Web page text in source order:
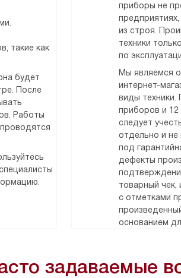
такие как
будет
После
Работы
приборы не
из строя.
техники
по
Мы являемся
интернет-
виды техники.
приборов и
следует
отдельно и не
под
дефекты
товарный чек,
с отметками
основанием
задаваемые